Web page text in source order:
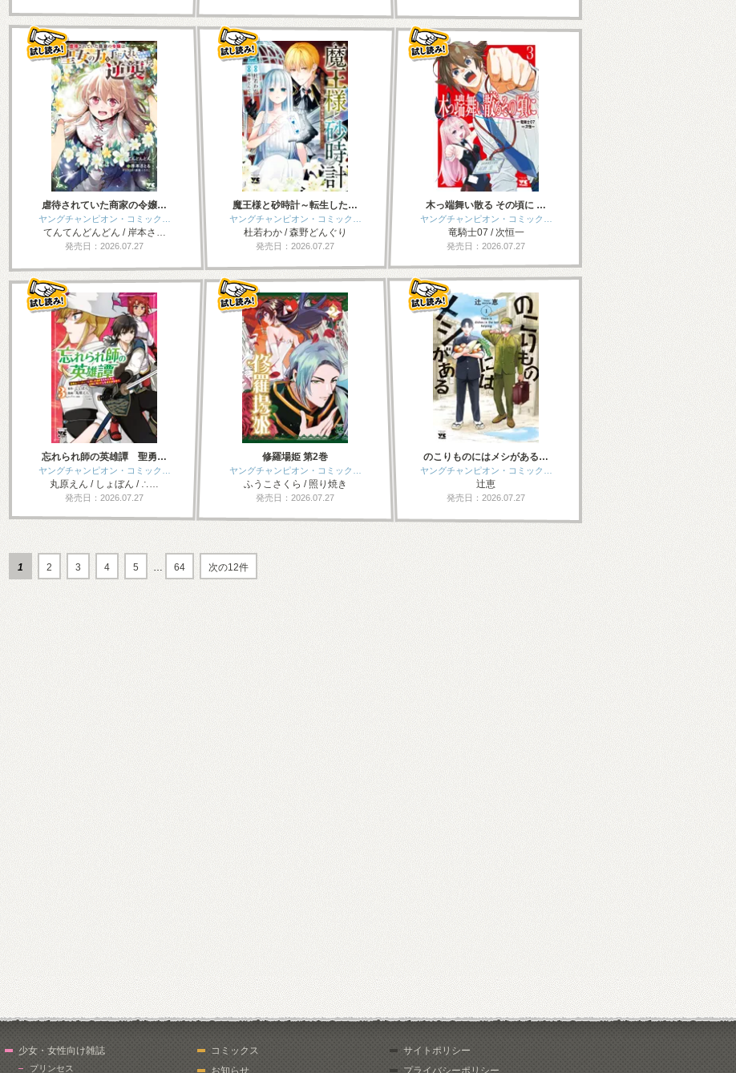
虐待されていた商家の令嬢…
ヤングチャンピオン・コミック…
てんてんどんどん / 岸本さ…
発売日：2026.07.27
魔王様と砂時計～転生した…
ヤングチャンピオン・コミック…
杜若わか / 森野どんぐり
発売日：2026.07.27
木っ端舞い散る その頃に …
ヤングチャンピオン・コミック…
竜騎士07 / 次恒一
発売日：2026.07.27
忘れられ師の英雄譚 聖勇…
ヤングチャンピオン・コミック…
丸原えん / しょぼん / ∴…
発売日：2026.07.27
修羅場姫 第2巻
ヤングチャンピオン・コミック…
ふうこさくら / 照り焼き
発売日：2026.07.27
のこりものにはメシがある…
ヤングチャンピオン・コミック…
辻恵
発売日：2026.07.27
1 2 3 4 5 … 64 次の12件
少女・女性向け雑誌
プリンセス
コミックス
お知らせ
サイトポリシー
プライバシーポリシー